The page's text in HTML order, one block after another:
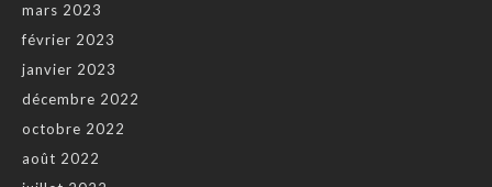
mars 2023
février 2023
janvier 2023
décembre 2022
octobre 2022
août 2022